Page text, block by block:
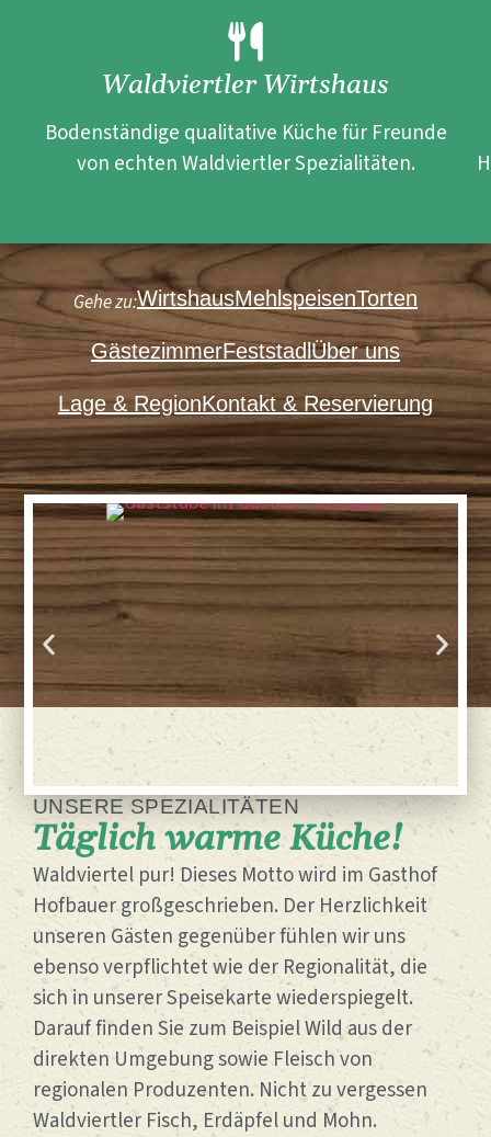
Waldviertler Wirtshaus
Bodenständige qualitative Küche für Freunde
von echten Waldviertler Spezialitäten.
Gehe zu:WirtshausMehlspeisenTorten
GästezimmerFeststadlÜber uns
Lage & RegionKontakt & Reservierung
UNSERE SPEZIALITÄTEN
Täglich warme Küche!
Waldviertel pur! Dieses Motto wird im Gasthof
Hofbauer großgeschrieben. Der Herzlichkeit
unseren Gästen gegenüber fühlen wir uns
ebenso verpflichtet wie der Regionalität, die
sich in unserer Speisekarte wiederspiegelt.
Darauf finden Sie zum Beispiel Wild aus der
direkten Umgebung sowie Fleisch von
regionalen Produzenten. Nicht zu vergessen
Waldviertler Fisch, Erdäpfel und Mohn.